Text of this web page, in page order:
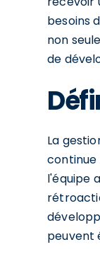
besoins
non
de
La
continue
l'équipe
peuvent